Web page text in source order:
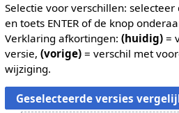
Selectie voor verschillen:
en toets ENTER of de knop
Verklaring afkortingen: (huidig)=
versie, (vorige)= verschil met
wijziging.